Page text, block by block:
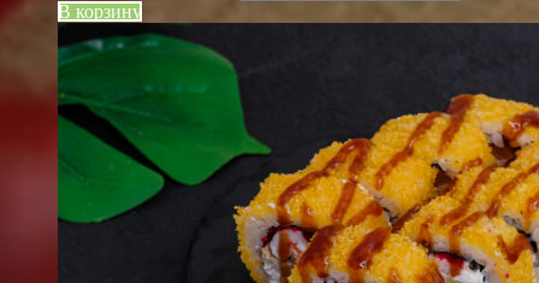
В корзину